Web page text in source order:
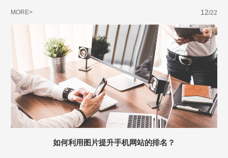
MORE> 12/22
如何利用图片提升手机网站的排名？